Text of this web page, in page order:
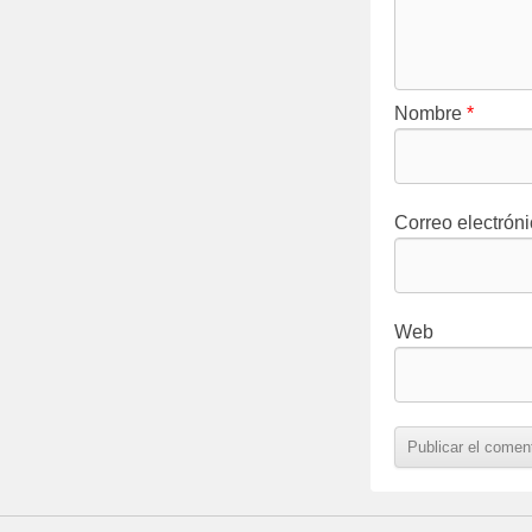
Nombre *
Correo
Web